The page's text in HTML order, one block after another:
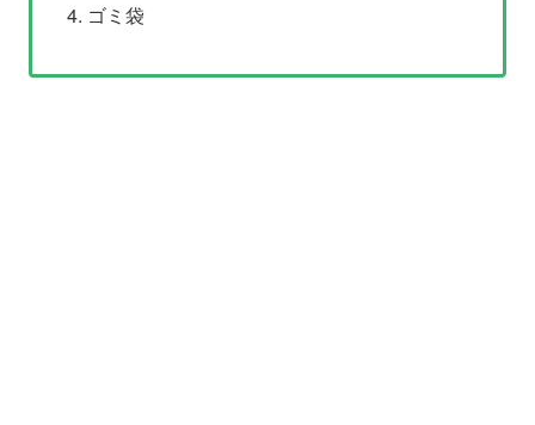
ゴミ袋